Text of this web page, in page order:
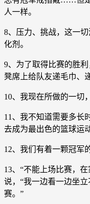
人一样。
8、压力、挑战，这一
化剂。
9、为了取得比赛的胜
凳席上给队友递毛巾、
10、我现在所做的一切
11、我不知道需要多长
去成为最出色的篮球运
12、我们有着一颗冠军
13、“不能上场比赛，
说，“我一边看一边坐
赛。”